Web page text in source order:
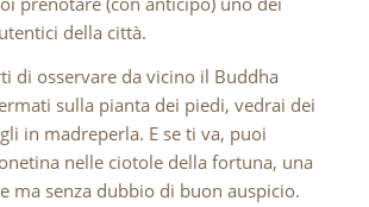
della città.
di osservare da vicino il Buddha
sulla pianta dei piedi, vedrai dei
in madreperla. E se ti va, puoi
nelle ciotole della fortuna, una
ma senza dubbio di buon auspicio.